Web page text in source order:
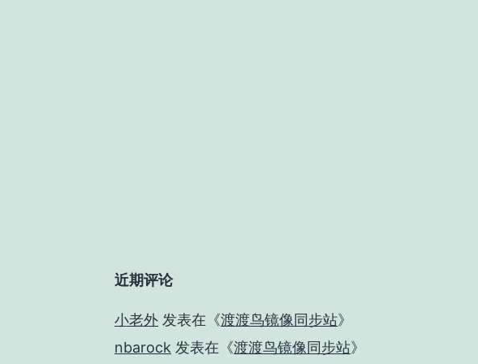
近期评论
小老外 发表在《渡渡鸟镜像同步站》
nbarock 发表在《渡渡鸟镜像同步站》